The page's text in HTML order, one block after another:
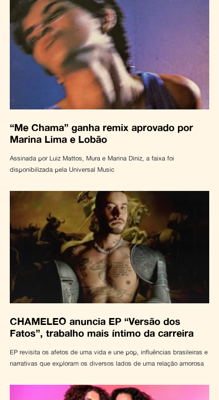
“Me Chama” ganha remix aprovado por
Marina Lima e Lobão
Assinada por Luiz Mattos, Mura e Marina Diniz, a faixa foi
disponibilizada pela Universal Music
CHAMELEO anuncia EP “Versão dos
Fatos”, trabalho mais íntimo da carreira
EP revisita os afetos de uma vida e une pop, influências brasileiras e
narrativas que exploram os diversos lados de uma relação amorosa